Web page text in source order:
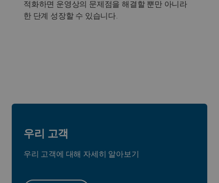
적화하면 운영상의 문제점을 해결할 뿐만 아니라
한 단계 성장할 수 있습니다.
우리 고객
우리 고객에 대해 자세히 알아보기